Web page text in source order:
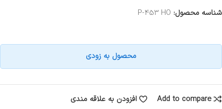
شناسه محصول: P-453 HO
محصول به زودی
Add to compare
افزودن به علاقه مندی